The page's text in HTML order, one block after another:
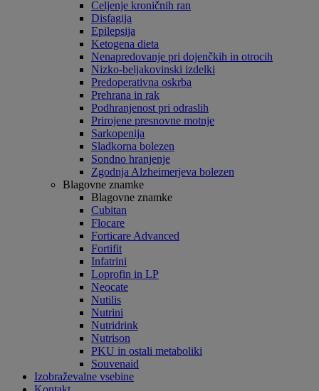
Celjenje kroničnih ran
Disfagija
Epilepsija
Ketogena dieta
Nenapredovanje pri dojenčkih in otrocih
Nizko-beljakovinski izdelki
Predoperativna oskrba
Prehrana in rak
Podhranjenost pri odraslih
Prirojene presnovne motnje
Sarkopenija
Sladkorna bolezen
Sondno hranjenje
Zgodnja Alzheimerjeva bolezen
Blagovne znamke
Blagovne znamke
Cubitan
Flocare
Forticare Advanced
Fortifit
Infatrini
Loprofin in LP
Neocate
Nutilis
Nutrini
Nutridrink
Nutrison
PKU in ostali metaboliki
Souvenaid
Izobraževalne vsebine